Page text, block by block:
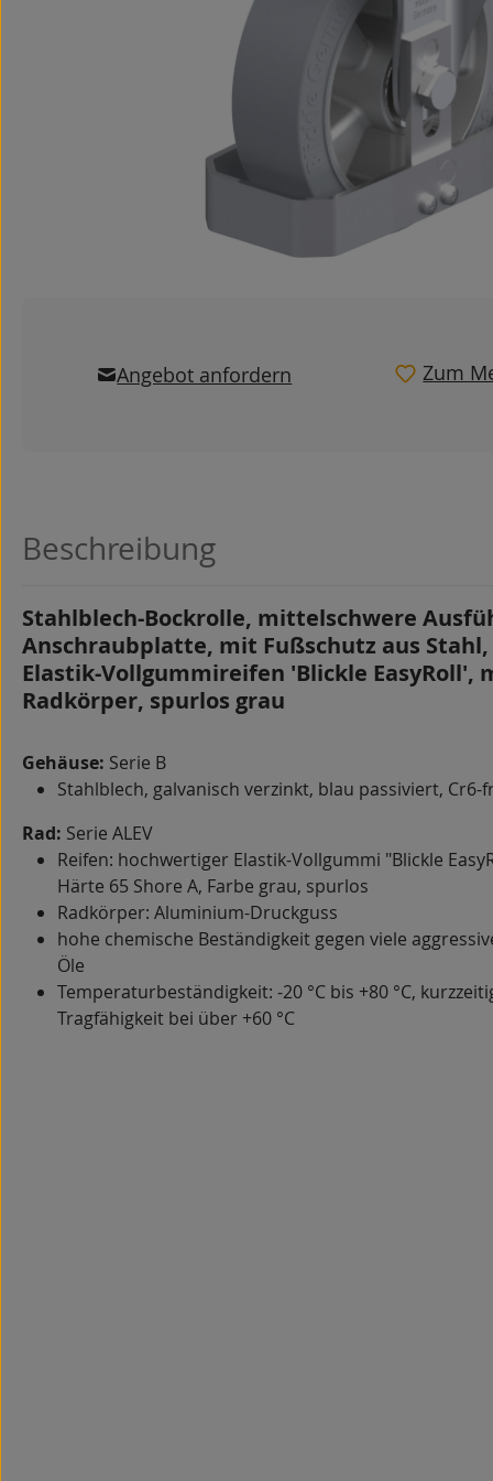
Angebot anfordern Zum
Beschreibung
Stahlblech-Bockrolle, mittelschwere
Anschraubplatte, mit Fußschutz aus
Elastik-Vollgummireifen 'Blickle EasyRoll',
Radkörper, spurlos grau
Gehäuse: Serie B
Stahlblech, galvanisch verzinkt, blau passiviert, Cr6-
Rad: Serie ALEV
Reifen: hochwertiger Elastik-Vollgummi "Blickle
Härte 65 Shore A, Farbe grau, spurlos
Radkörper: Aluminium-Druckguss
hohe chemische Beständigkeit gegen viele
Öle
Temperaturbeständigkeit: -20 °C bis +80 °C,
Tragfähigkeit bei über +60 °C